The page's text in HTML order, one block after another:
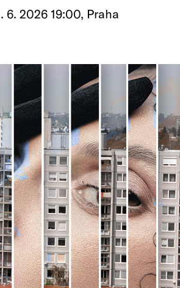
6. 2026 19:00, Praha